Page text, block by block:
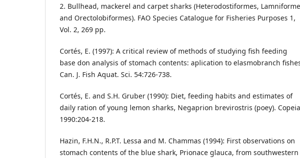
2. Bullhead, mackerel and carpet sharks (Heterodostiformes,
and Orectolobiformes). FAO Species Catalogue for Fisheries Purposes 1,
Vol. 2, 269 pp.
Cortés, E. (1997): A critical review of methods of studying fish feeding
base don analysis of stomach contents: aplication to elasmobranch
Can. J. Fish Aquat. Sci. 54:726-738.
Cortés, E. and S.H. Gruber (1990): Diet, feeding habits and estimates of
daily ration of young lemon sharks, Negaprion brevirostris (poey). Copeia
1990:204-218.
Hazin, F.H.N., R.P.T. Lessa and M. Chammas (1994): First observations on
stomach contents of the blue shark, Prionace glauca, from southwestern